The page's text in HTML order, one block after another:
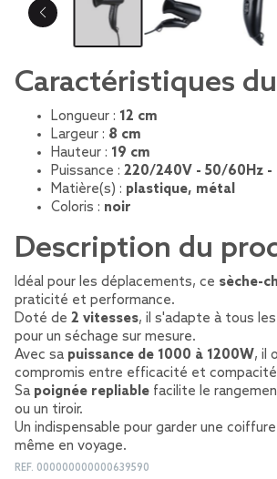
Caractéristiques
Longueur : 12 cm
Largeur : 8 cm
Hauteur : 19 cm
Puissance : 220/240V - 50/60Hz -
Matière(s) : plastique, métal
Coloris : noir
Description du
Idéal pour les déplacements, ce sèche-
praticité et performance.
Doté de 2 vitesses, il s'adapte à tous
pour un séchage sur mesure.
Avec sa puissance de 1000 à 1200W, il
compromis entre efficacité et
Sa poignée repliable facilite le
ou un tiroir.
Un indispensable pour garder une
même en voyage.
REF. 000000000000639590